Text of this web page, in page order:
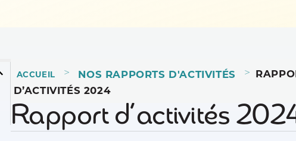
ACCUEIL > NOS RAPPORTS D'ACTIVITÉS >
D’ACTIVITÉS 2024
Rapport d’activités